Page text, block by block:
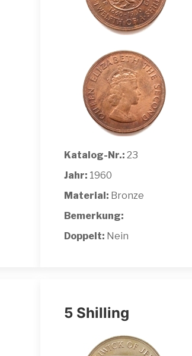
Katalog-Nr.: 23
Jahr: 1960
Material: Bronze
Bemerkung:
Doppelt: Nein
5 Shilling